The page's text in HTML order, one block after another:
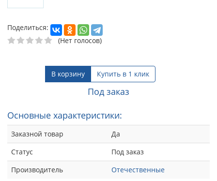
Поделиться:
(Нет голосов)
В корзину Купить в 1 клик
Под заказ
Основные характеристики:
Заказной товар
Да
Статус
Под заказ
Производитель
Отечественные